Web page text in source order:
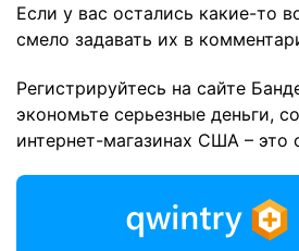
Если у вас остались какие-то
смело задавать их в
Регистрируйтесь на сайте
экономьте серьезные деньги,
интернет-магазинах США – это